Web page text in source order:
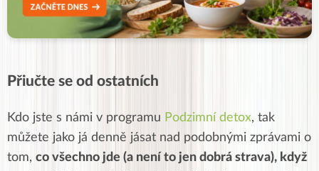
Přiučte se od ostatních
Kdo jste s námi v programu Podzimní detox, tak
můžete jako já denně jásat nad podobnými zprávami o
tom, co všechno jde (a není to jen dobrá strava), když